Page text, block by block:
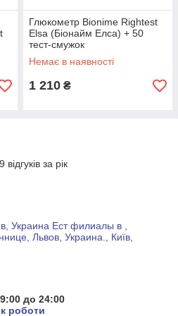
Глюкометр Bionime Rightest
Elsa (Біонайм Елса) + 50
тест-смужок
Немає в наявності
1 210 ₴
за рік
Украина Ест филиалы в ,
Львов, Украина., Київ,
до 24:00
роботи